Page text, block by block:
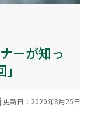
ーが知っ
更新日：2020年8月25日